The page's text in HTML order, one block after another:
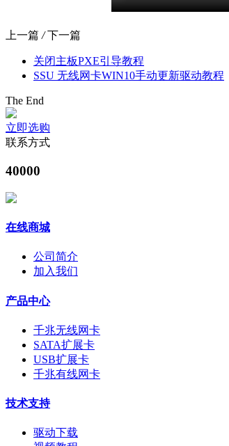
上一篇 /下一篇
关闭主板PXE引导教程
SSU 无线网卡WIN10手动更新驱动教程
The End
立即选购
联系方式
40000
在线商城
公司简介
加入我们
产品中心
千兆无线网卡
SATA扩展卡
USB扩展卡
千兆有线网卡
技术支持
驱动下载